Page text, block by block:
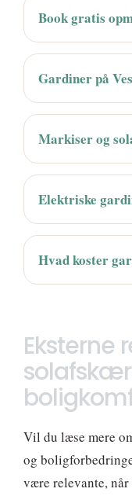
Book gratis
Gardiner på
Markiser og
Elektriske
Hvad koster
Eksterne
Vil du læse mere
og
være relevante,